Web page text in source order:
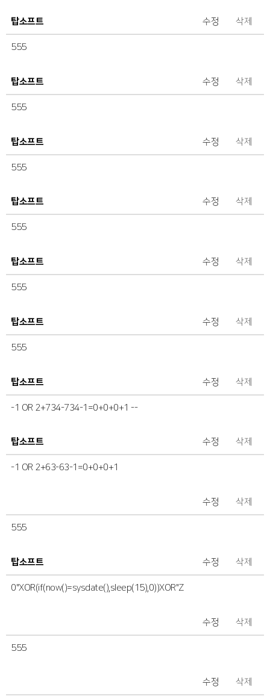
탑소프트 수정 삭제
555
탑소프트 수정 삭제
555
탑소프트 수정 삭제
555
탑소프트 수정 삭제
555
탑소프트 수정 삭제
555
탑소프트 수정 삭제
555
탑소프트 수정 삭제
-1 OR 2+734-734-1=0+0+0+1 --
탑소프트 수정 삭제
-1 OR 2+63-63-1=0+0+0+1
수정 삭제
555
탑소프트 수정 삭제
0"XOR(if(now()=sysdate(),sleep(15),0))XOR"Z
수정 삭제
555
수정 삭제